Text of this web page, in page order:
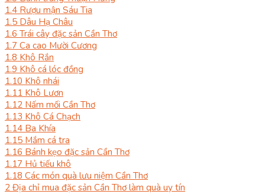
1.4 Rượu mận Sáu Tia
1.5 Dâu Hạ Châu
1.6 Trái cây đặc sản Cần Thơ
1.7 Ca cao Mười Cương
1.8 Khô Rắn
1.9 Khô cá lóc đồng
1.10 Khô nhái
1.11 Khô Lươn
1.12 Nấm mối Cần Thơ
1.13 Khô Cá Chạch
1.14 Ba Khía
1.15 Mắm cá tra
1.16 Bánh kẹo đặc sản Cần Thơ
1.17 Hủ tiếu khô
1.18 Các món quà lưu niệm Cần Thơ
2 Địa chỉ mua đặc sản Cần Thơ làm quà uy tín